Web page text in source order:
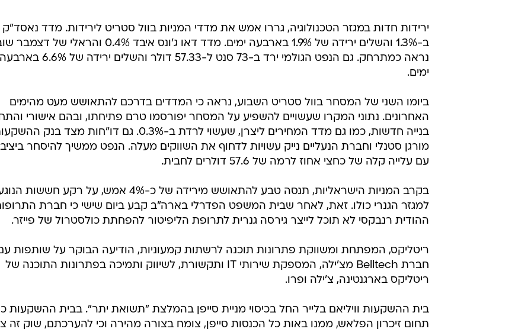
ירידות חדות במגזר הטכנולוגיה, גררו אמש את מדדי המניות בוול סטריט לירידות. מדד נאסד"ק
ב-1.3% והשלים ירידה של 1.9% בארבעה ימים. מדד דאו ג'ונס איבד 0.4% והראלי של
נראה כמתרחק. גם הנפט הגולמי ירד ב-73 סנט ל-57.33 דולר והשלים ירידה של 6.6% בארבעה
ימים.
ביומו השני של המסחר בוול סטריט השבוע, נראה כי המדדים בדרכם להתאושש מעט מהימים
האחרונים. נתוני המקרו שעשויים להשפיע על המסחר יפורסמו טרם פתיחתו, ובהם אישורי
בנייה חדשות, כמו גם מדד המחירים ליצרן, שעשוי לרדת ב-0.3%. גם דו"חות מצד בנק
מורגן סטנלי וחברת הנעליים נייק עשויות לדחוף את השווקים מעלה. הנפט ממשיך להיסחר
עם עלייה קלה של כחצי אחוז לרמה של 57.6 דולרים לחבית.
בקרב המניות הישראליות, תנסה טבע להתאושש מירידה של כ-4% אמש, על רקע
למגזר הגנרי כולו. זאת, לאחר שבית המשפט הפדרלי בארה"ב קבע ביום שישי כי חברת
ההודית רנבקסי לא תוכל לייצר גירסה גנרית לתרופת הליפיטור להפחתת כולסטרול של פייזר.
ריטליקס, המפתחת ומשווקת פתרונות תוכנה לרשתות קמעוניות, הודיעה הבוקר על שותפות
חברת Belltech מצ'ילה, המספקת שירותי IT ותקשורת, לשיווק ותמיכה בפתרונות התוכנה של
ריטליקס בארגנטינה, צ'ילה ופרו.
בית ההשקעות וויליאם בלייר החל בכיסוי מניית סייפן בהמלצת "תשואת יתר". בבית ההשקעות
תחום זיכרון הפלאש, ממנו באות כל הכנסות סייפן, צומח בצורה מהירה וכי להערכתם, שוק זה